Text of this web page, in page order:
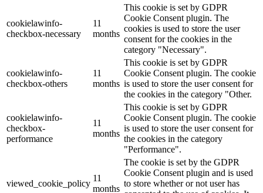
cookielawinfo-
checkbox-necessary
11
months
This cookie is set by GDPR
Cookie Consent plugin. The
cookies is used to store the user
consent for the cookies in the
category "Necessary".
cookielawinfo-
checkbox-others
11
months
This cookie is set by GDPR
Cookie Consent plugin. The cookie
is used to store the user consent for
the cookies in the category "Other.
cookielawinfo-
checkbox-
performance
11
months
This cookie is set by GDPR
Cookie Consent plugin. The cookie
is used to store the user consent for
the cookies in the category
"Performance".
viewed_cookie_policy
11
months
The cookie is set by the GDPR
Cookie Consent plugin and is used
to store whether or not user has